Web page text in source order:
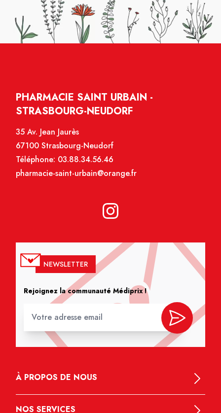
PHARMACIE SAINT URBAIN -
STRASBOURG-NEUDORF
35 Av. Jean Jaurès
67100 Strasbourg-Neudorf
Téléphone: 03.88.34.56.46
pharmacie-saint-urbain@orange.fr
NEWSLETTER
Rejoignez la communauté Médiprix !
À PROPOS DE NOUS
NOS SERVICES